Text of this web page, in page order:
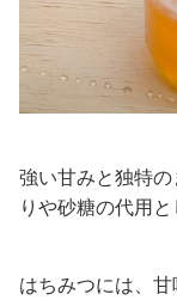
強い甘みと独特
りや砂糖の代用と
はちみつには、